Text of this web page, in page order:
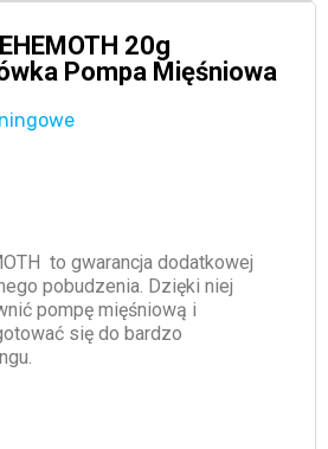
20g
Pompa Mięśniowa
to gwarancja dodatkowej
pobudzenia. Dzięki niej
pompę mięśniową i
się do bardzo